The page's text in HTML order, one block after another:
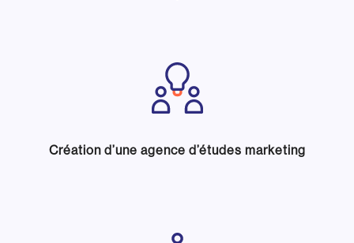
Création d’une agence d’études marketing